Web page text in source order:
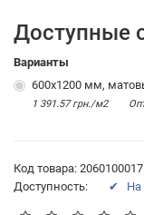
Доступные
Варианты
600x1200 мм,
1 391.57 грн./м2
Код товара: 2060100017
Доступность:
✔ На